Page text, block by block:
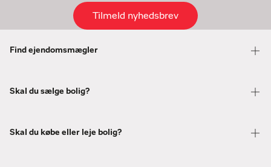
Tilmeld nyhedsbrev
Find ejendomsmægler
Skal du sælge bolig?
Skal du købe eller leje bolig?